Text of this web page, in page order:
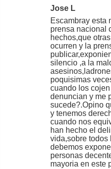
Jose L
Escambray esta
prensa nacional
hechos,que
ocurren y la
silencio ,a la
poquisimas
cuando los
denuncian y me
sucede?.Opino
y tenemos
cuando nos
han hecho el
vida,sobre
debemos
personas
mayoria en este